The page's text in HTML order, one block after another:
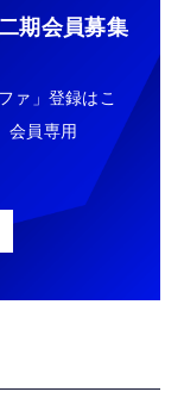
期会員募集
ァ」登録はこ
会員専用